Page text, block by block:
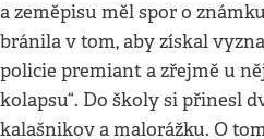
a zeměpisu měl spor o
bránila v tom, aby získal
policie premiant a zřejmě u
kolapsu“. Do školy si přinesl
kalašnikov a malorážku. O